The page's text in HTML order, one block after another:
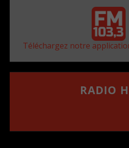
Téléchargez notre
RADIO